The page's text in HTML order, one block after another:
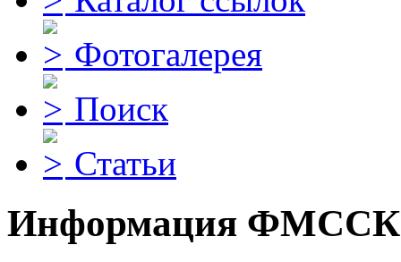
Фотогалерея
Поиск
Статьи
Информация ФМССК